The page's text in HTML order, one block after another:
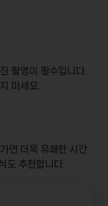
촬영이 필수입니다.
마세요.
면 더욱 유쾌한 시간
도 추천합니다.